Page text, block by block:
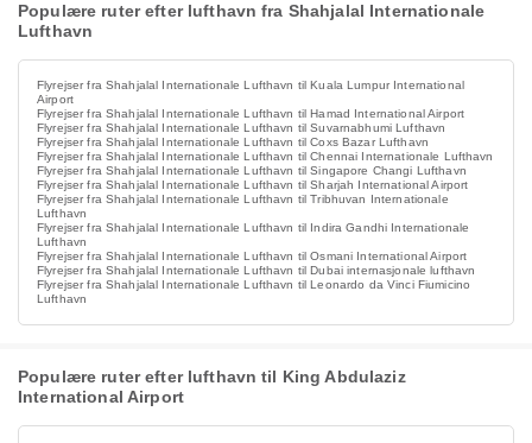
Populære ruter efter lufthavn fra Shahjalal Internationale
Lufthavn
Flyrejser fra Shahjalal Internationale Lufthavn til Kuala Lumpur International
Airport
Flyrejser fra Shahjalal Internationale Lufthavn til Hamad International Airport
Flyrejser fra Shahjalal Internationale Lufthavn til Suvarnabhumi Lufthavn
Flyrejser fra Shahjalal Internationale Lufthavn til Coxs Bazar Lufthavn
Flyrejser fra Shahjalal Internationale Lufthavn til Chennai Internationale Lufthavn
Flyrejser fra Shahjalal Internationale Lufthavn til Singapore Changi Lufthavn
Flyrejser fra Shahjalal Internationale Lufthavn til Sharjah International Airport
Flyrejser fra Shahjalal Internationale Lufthavn til Tribhuvan Internationale
Lufthavn
Flyrejser fra Shahjalal Internationale Lufthavn til Indira Gandhi Internationale
Lufthavn
Flyrejser fra Shahjalal Internationale Lufthavn til Osmani International Airport
Flyrejser fra Shahjalal Internationale Lufthavn til Dubai internasjonale lufthavn
Flyrejser fra Shahjalal Internationale Lufthavn til Leonardo da Vinci Fiumicino
Lufthavn
Populære ruter efter lufthavn til King Abdulaziz
International Airport